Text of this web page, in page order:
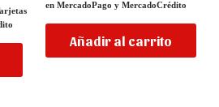
en MercadoPago y MercadoCrédito
Añadir al carrito